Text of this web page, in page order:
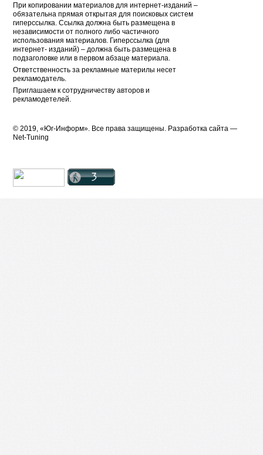
При копировании материалов для интернет-изданий –
обязательна прямая открытая для поисковых систем
гиперссылка. Ссылка должна быть размещена в
независимости от полного либо частичного
использования материалов. Гиперссылка (для
интернет- изданий) – должна быть размещена в
подзаголовке или в первом абзаце материала.
Ответственность за рекламные материлы несет
рекламодатель.
Приглашаем к сотрудничеству авторов и
рекламодетелей.
© 2019, «Юг-Информ». Все права защищены. Разработка cайта —
Net-Tuning